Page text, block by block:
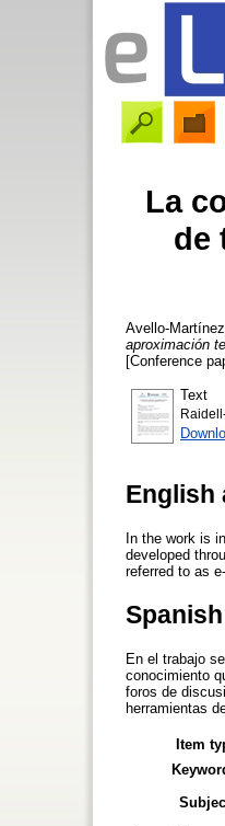
La
de
Avello-
aproximación
[Conference
Text
English
In the work is
developed
referred to as
En el trabajo
conocimiento
foros de
herramientas
Item